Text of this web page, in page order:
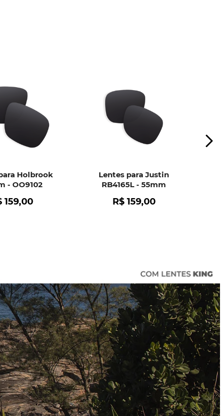
Holbrook
- OO9102
159,00
Lentes para Justin
RB4165L - 55mm
R$ 159,00